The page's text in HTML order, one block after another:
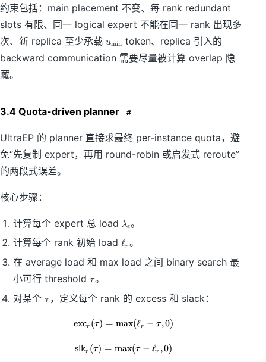
约束包括：main placement 不变、每 rank redundant
slots 有限、同一 logical expert 不能在同一 rank 出现多
次、新 replica 至少承载 u
{
umin token、replica 引入的
backward communication 需要尽量被计算 overlap 隐
藏。
3.4 Quota-driven planner #
UltraEP 的 planner 直接求最终 per-instance quota，避
免“先复制 expert，再用 round-robin 或启发式 reroute”
的两段式误差。
核心步骤：
计算每个 expert 总 load \l
m
d
e
λe。
计算每个 rank 初始 load\
e
ll
ℓr 。
在 average load 和 max load 之间 binary search 最
小可行 threshold\
a
τ。
对某个\
τ ，定义每个 rank 的 excess 和 slack：
excr (τ) = max(ℓr − τ,0)
slkr (τ) = max(τ − ℓr ,0)